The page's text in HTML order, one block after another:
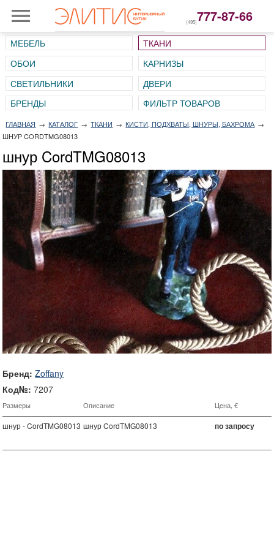
(495)777-87-66
МЕБЕЛЬ
ТКАНИ
ОБОИ
КАРНИЗЫ
СВЕТИЛЬНИКИ
ДВЕРИ
ГЛАВНАЯ → КАТАЛОГ → ТКАНИ → КИСТИ, ПОДХВАТЫ, ШНУРЫ, БАХРОМА →
ШНУР CORDTMG08013
шнур CordTMG08013
Бренд: Zoffany
Код№:7207
Размеры Описание Цена, €
шнур - CordTMG08013 шнур CordTMG08013 по запросу